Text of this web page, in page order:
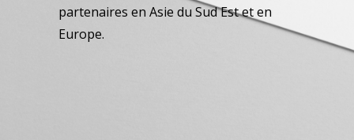
partenaires en Asie du Sud Est et en
Europe.